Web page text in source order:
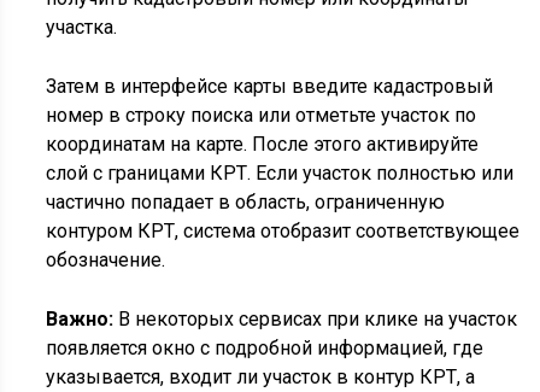
участка.
Затем в интерфейсе карты введите кадастровый
номер в строку поиска или отметьте участок по
координатам на карте. После этого активируйте
слой с границами КРТ. Если участок полностью или
частично попадает в область, ограниченную
контуром КРТ, система отобразит соответствующее
обозначение.
Важно: В некоторых сервисах при клике на участок
появляется окно с подробной информацией, где
указывается, входит ли участок в контур КРТ, а